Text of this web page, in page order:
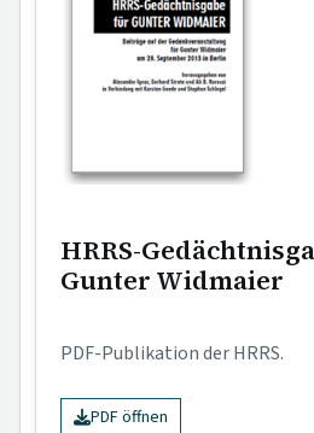
HRRS-
Gunter Widmaier
PDF-Publikation der HRRS.
PDF öffnen